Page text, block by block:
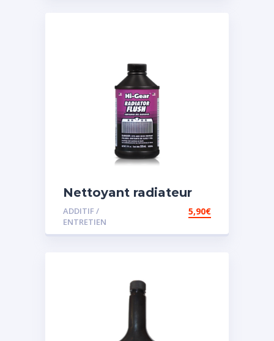
Nettoyant radiateur
ADDITIF /
ENTRETIEN
5,90€